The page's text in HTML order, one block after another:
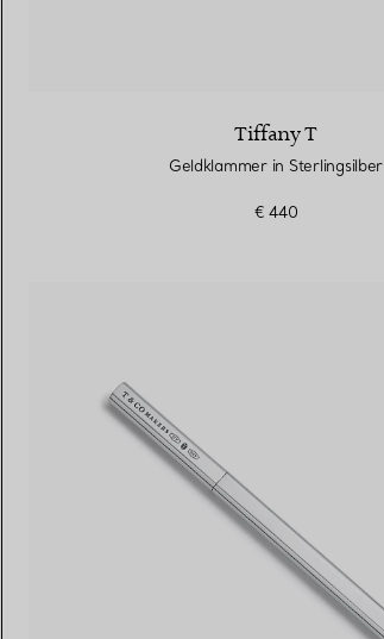
Tiffany T
Geldklammer in Sterlingsilber
€ 440